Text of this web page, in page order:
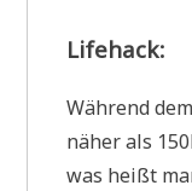
Lifehack:
Während
näher als
was heißt